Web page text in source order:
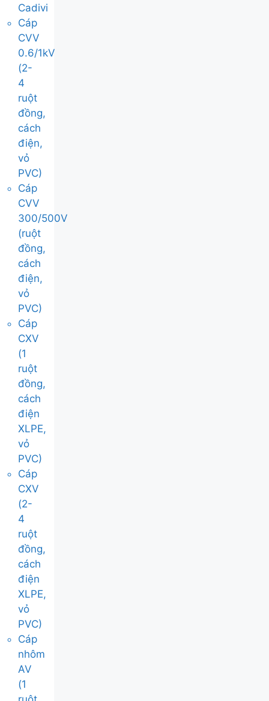
Cadivi
Cáp
CVV
0.6/1kV
(2-
4
ruột
đồng,
cách
điện,
vỏ
PVC)
Cáp
CVV
300/500V
(ruột
đồng,
cách
điện,
vỏ
PVC)
Cáp
CXV
(1
ruột
đồng,
cách
điện
XLPE,
vỏ
PVC)
Cáp
CXV
(2-
4
ruột
đồng,
cách
điện
XLPE,
vỏ
PVC)
Cáp
nhôm
AV
(1